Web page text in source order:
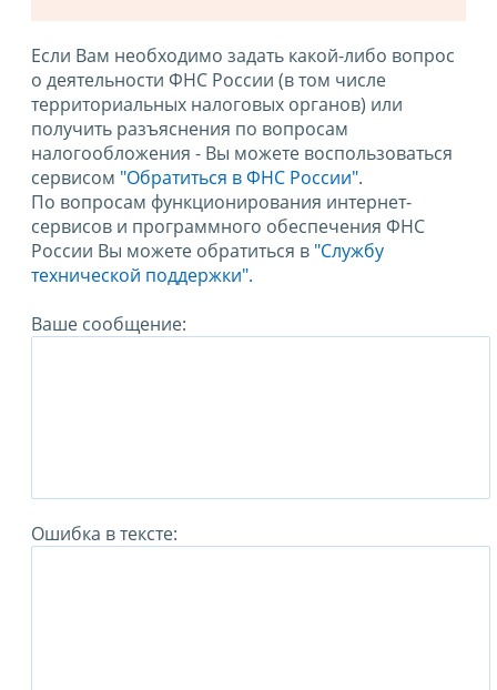
Если Вам необходимо задать какой-либо вопрос
о деятельности ФНС России (в том числе
территориальных налоговых органов) или
получить разъяснения по вопросам
налогообложения - Вы можете воспользоваться
сервисом "Обратиться в ФНС России".
По вопросам функционирования интернет-
сервисов и программного обеспечения ФНС
России Вы можете обратиться в "Службу
технической поддержки".
Ваше сообщение:
Ошибка в тексте: